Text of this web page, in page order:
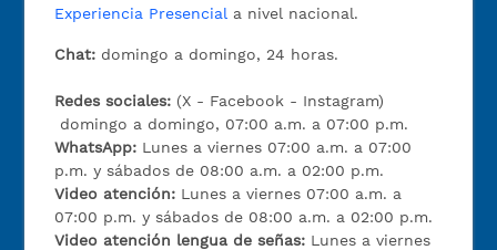
Experiencia Presencial a nivel nacional.
Chat: domingo a domingo, 24 horas.
Redes sociales: (X - Facebook - Instagram)
domingo a domingo, 07:00 a.m. a 07:00 p.m.
WhatsApp: Lunes a viernes 07:00 a.m. a 07:00
p.m. y sábados de 08:00 a.m. a 02:00 p.m.
Video atención: Lunes a viernes 07:00 a.m. a
07:00 p.m. y sábados de 08:00 a.m. a 02:00 p.m.
Video atención lengua de señas: Lunes a viernes